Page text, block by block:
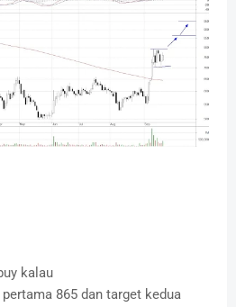
kalau
865 dan target kedua